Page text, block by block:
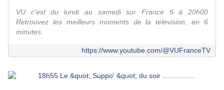
VU c'est du lundi au samedi sur France 5 à 20h00
Retrouvez les meilleurs moments de la télévision, en 6
minutes.
https://www.youtube.com/@VUFranceTV